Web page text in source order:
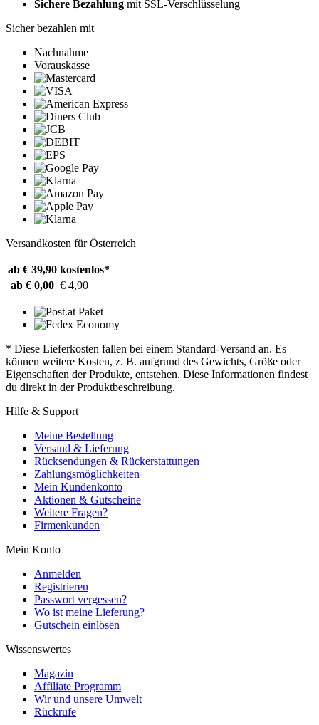
Sichere Bezahlung mit SSL-Verschlüsselung
Sicher bezahlen mit
Nachnahme
Vorauskasse
Versandkosten für Österreich
ab € 39,90 kostenlos*
ab € 0,00 € 4,90
* Diese Lieferkosten fallen bei einem Standard-Versand an. Es
können weitere Kosten, z. B. aufgrund des Gewichts, Größe oder
Eigenschaften der Produkte, entstehen. Diese Informationen findest
du direkt in der Produktbeschreibung.
Hilfe & Support
Meine Bestellung
Versand & Lieferung
Rücksendungen & Rückerstattungen
Zahlungsmöglichkeiten
Mein Kundenkonto
Aktionen & Gutscheine
Weitere Fragen?
Firmenkunden
Mein Konto
Anmelden
Registrieren
Passwort vergessen?
Wo ist meine Lieferung?
Gutschein einlösen
Wissenswertes
Magazin
Affiliate Programm
Wir und unsere Umwelt
Rückrufe